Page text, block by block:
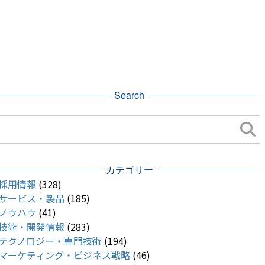
Search
カテゴリー
用情報 (328)
ービス・製品 (185)
ウハウ (41)
術・開発情報 (283)
クノロジー・専門技術 (194)
ーケティング・ビジネス戦略 (46)